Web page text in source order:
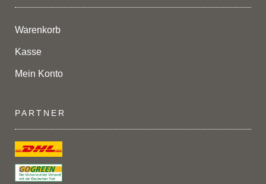
Warenkorb
Kasse
Mein Konto
PARTNER